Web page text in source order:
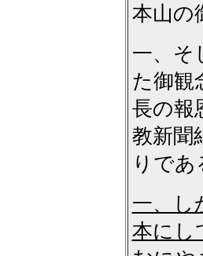
本山の
一、そ
た御観
長の報
教新聞
りであ
一、し
本にし